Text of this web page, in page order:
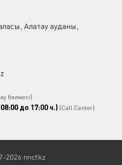
Алатау ауданы,
бөлмесі)
до 17:00 ч.) (Call Center)
2026 nncf.kz